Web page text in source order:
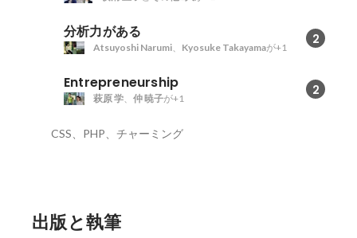
分析力がある 2
Atsuyoshi Narumi、 Kyosuke Takayamaが+1
Entrepreneurship 2
萩原 学、 仲 暁子が+1
CSS、PHP、チャーミング
出版と執筆